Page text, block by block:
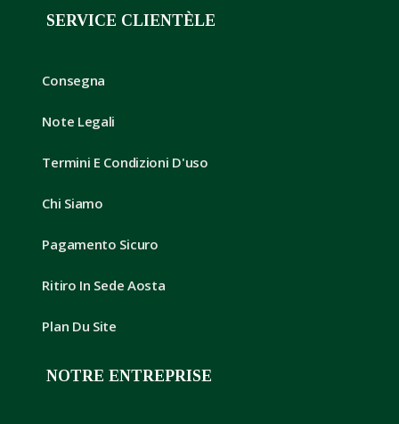
SERVICE CLIENTÈLE
Consegna
Note Legali
Termini E Condizioni D'uso
Chi Siamo
Pagamento Sicuro
Ritiro In Sede Aosta
Plan Du Site
NOTRE ENTREPRISE